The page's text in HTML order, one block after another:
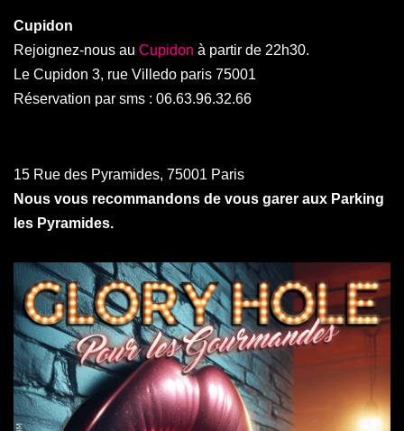
Cupidon
Rejoignez-nous au Cupidon à partir de 22h30.
Le Cupidon 3, rue Villedo paris 75001
Réservation par sms : 06.63.96.32.66
15 Rue des Pyramides, 75001 Paris
Nous vous recommandons de vous garer aux Parking
les Pyramides.